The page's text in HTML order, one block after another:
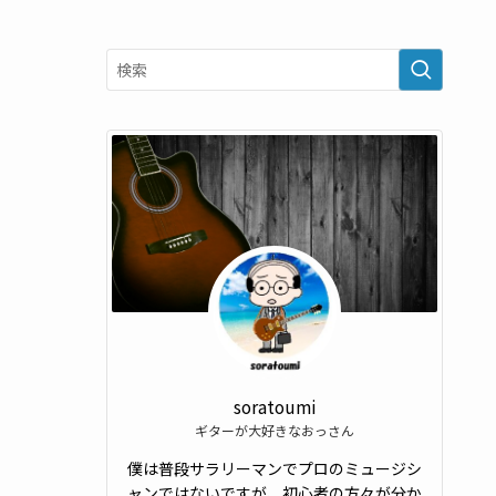
soratoumi
ギターが大好きなおっさん
僕は普段サラリーマンでプロのミュージシ